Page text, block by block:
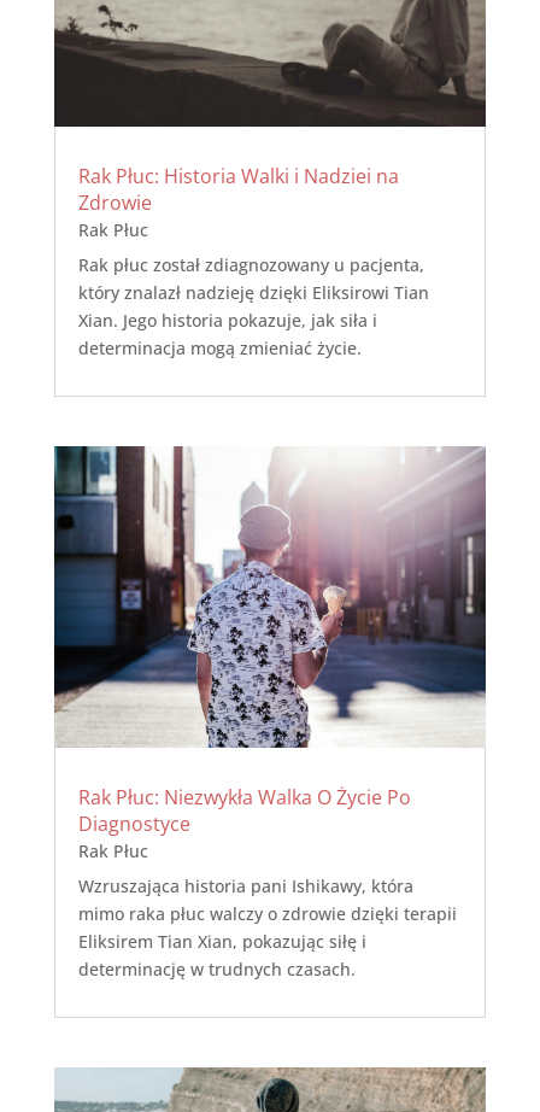
Rak Płuc: Historia Walki i Nadziei na
Zdrowie
Rak Płuc
Rak płuc został zdiagnozowany u pacjenta,
który znalazł nadzieję dzięki Eliksirowi Tian
Xian. Jego historia pokazuje, jak siła i
determinacja mogą zmieniać życie.
Rak Płuc: Niezwykła Walka O Życie Po
Diagnostyce
Rak Płuc
Wzruszająca historia pani Ishikawy, która
mimo raka płuc walczy o zdrowie dzięki terapii
Eliksirem Tian Xian, pokazując siłę i
determinację w trudnych czasach.